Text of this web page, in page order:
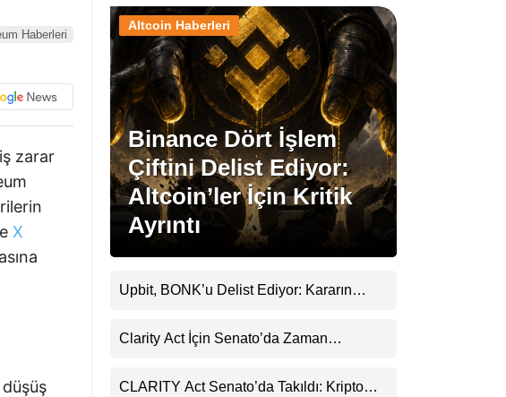
Facebook
Instagram
Youtube
Haberleri
zarar
X
Binance Dört İşlem
Çiftini Delist Ediyor:
Altcoin’ler İçin Kritik
Ayrıntı
Altcoin Haberleri
Upbit, BONK’u Delist Ediyor: Kararın
Var
Clarity Act İçin Senato’da Zaman
CLARITY Act Senato’da Takıldı: Kripto